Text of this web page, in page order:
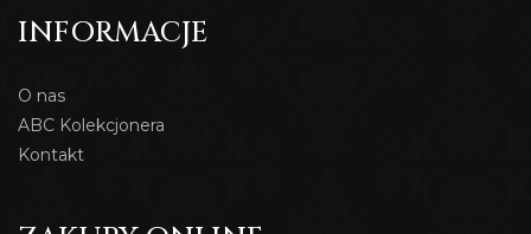
INFORMACJE
O nas
ABC Kolekcjonera
Kontakt